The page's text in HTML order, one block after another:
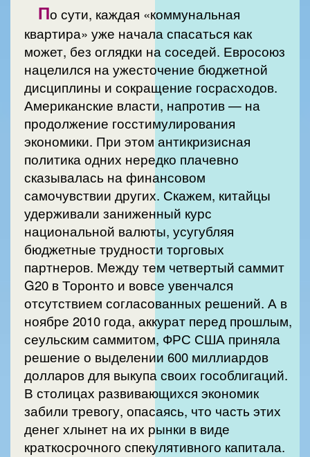
По сути, каждая «коммунальная
квартира» уже начала спасаться как
может, без оглядки на соседей. Евросоюз
нацелился на ужесточение бюджетной
дисциплины и сокращение госрасходов.
Американские власти, напротив — на
продолжение госстимулирования
экономики. При этом антикризисная
политика одних нередко плачевно
сказывалась на финансовом
самочувствии других. Скажем, китайцы
удерживали заниженный курс
национальной валюты, усугубляя
бюджетные трудности торговых
партнеров. Между тем четвертый саммит
G20 в Торонто и вовсе увенчался
отсутствием согласованных решений. А в
ноябре 2010 года, аккурат перед прошлым,
сеульским саммитом, ФРС США приняла
решение о выделении 600 миллиардов
долларов для выкупа своих гособлигаций.
В столицах развивающихся экономик
забили тревогу, опасаясь, что часть этих
денег хлынет на их рынки в виде
краткосрочного спекулятивного капитала.